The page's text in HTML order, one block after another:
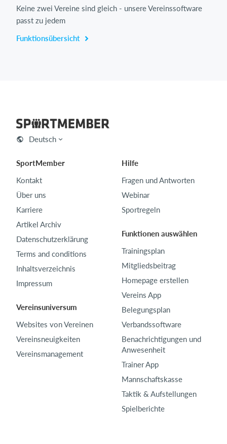
Keine zwei Vereine sind gleich - unsere Vereinssoftware
passt zu jedem
Funktionsübersicht
Deutsch
SportMember
Kontakt
Über uns
Karriere
Artikel Archiv
Datenschutzerklärung
Terms and conditions
Inhaltsverzeichnis
Impressum
Vereinsuniversum
Websites von Vereinen
Vereinsneuigkeiten
Vereinsmanagement
Hilfe
Fragen und Antworten
Webinar
Sportregeln
Funktionen auswählen
Trainingsplan
Mitgliedsbeitrag
Homepage erstellen
Vereins App
Belegungsplan
Verbandssoftware
Benachrichtigungen und
Anwesenheit
Trainer App
Mannschaftskasse
Taktik & Aufstellungen
Spielberichte